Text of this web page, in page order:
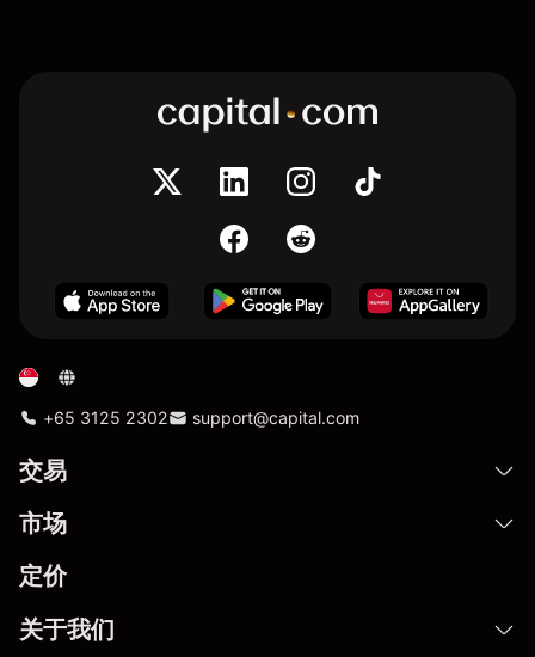
+65 3125 2302 support@capital.com
交易
市场
定价
关于我们